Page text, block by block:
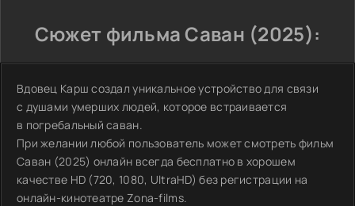
Сюжет фильма Саван (2025):
Вдовец Карш создал уникальное устройство для связи
с душами умерших людей, которое встраивается
в погребальный саван.
При желании любой пользователь может смотреть фильм
Саван (2025) онлайн всегда бесплатно в хорошем
качестве HD (720, 1080, UltraHD) без регистрации на
онлайн-кинотеатре Zona-films.